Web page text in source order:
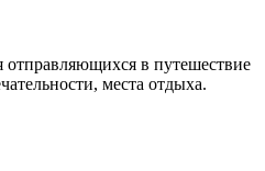
отправляющихся в путешествие
места отдыха.